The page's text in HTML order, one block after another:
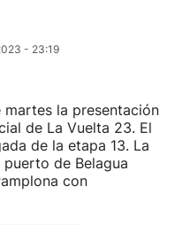
- 23:19
la presentación
de La Vuelta 23. El
de la etapa 13. La
puerto de Belagua
con